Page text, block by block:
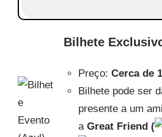
Bilhete
Preço: Cerca de
Bilhete pode ser
presente a um
a Great Friend (